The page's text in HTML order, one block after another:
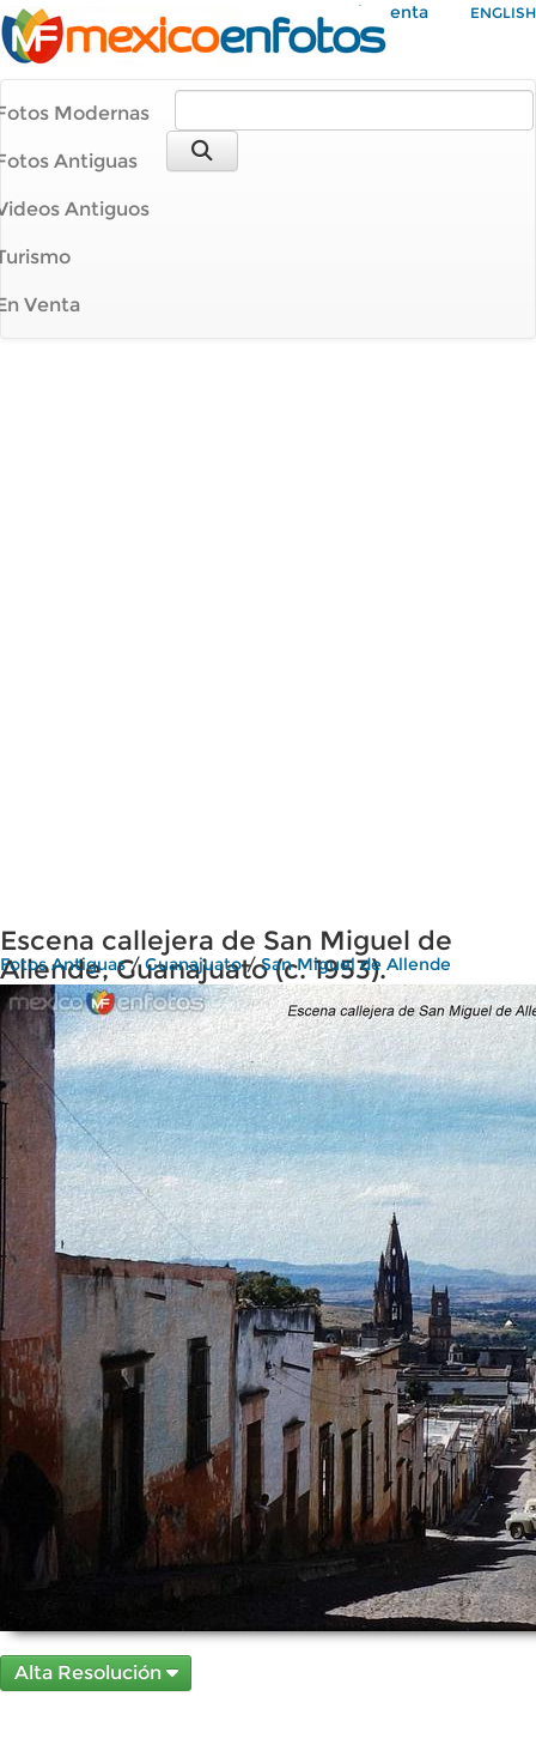
Mi Cuenta ENGLISH
Modernas
Antiguas
Antiguos
Venta
Escena callejera de San Miguel de
Allende, Guanajuato (c. 1953).
Fotos Antiguas/Guanajuato/San Miguel de Allende
Alta Resolución